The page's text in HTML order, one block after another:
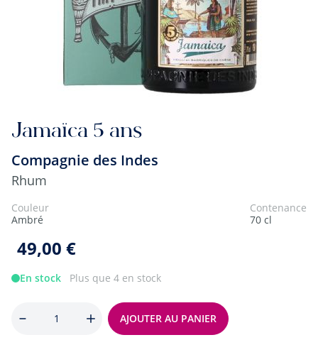
Jamaïca 5 ans
Compagnie des Indes
Rhum
Couleur
Ambré
Contenance
70 cl
49,00 €
En stock Plus que 4 en stock
AJOUTER AU PANIER